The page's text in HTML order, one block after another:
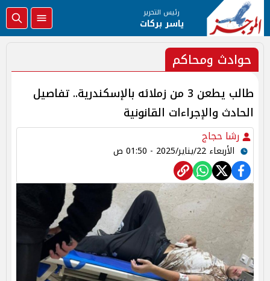
رئيس التحرير
ياسر بركات
حوادث ومحاكم
طالب يطعن 3 من زملائه بالإسكندرية.. تفاصيل
الحادث والإجراءات القانونية
رشا حجاج
الأربعاء 22/يناير/2025 - 01:50 ص